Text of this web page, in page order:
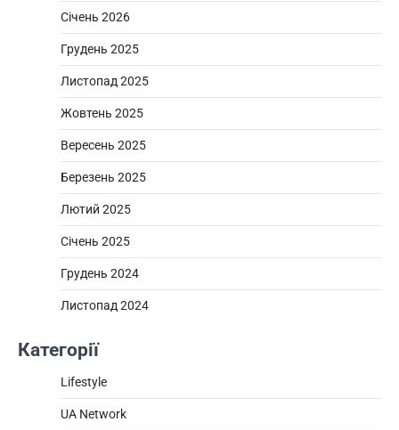
Січень 2026
Грудень 2025
Листопад 2025
Жовтень 2025
Вересень 2025
Березень 2025
Лютий 2025
Січень 2025
Грудень 2024
Листопад 2024
Категорії
Lifestyle
UA Network